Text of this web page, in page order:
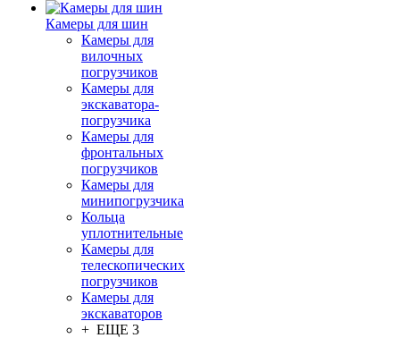
Камеры для шин
Камеры для
вилочных
погрузчиков
Камеры для
экскаватора-
погрузчика
Камеры для
фронтальных
погрузчиков
Камеры для
минипогрузчика
Кольца
уплотнительные
Камеры для
телескопических
погрузчиков
Камеры для
экскаваторов
+ ЕЩЕ 3